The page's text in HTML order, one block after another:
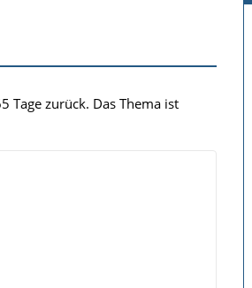
Tage zurück. Das Thema ist